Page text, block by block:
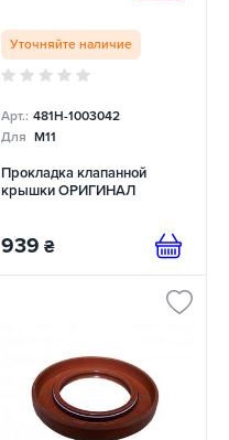
Уточняйте наличие
Арт.: 481H-1003042
Для M11
Прокладка клапанной
крышки ОРИГИНАЛ
939 ₴